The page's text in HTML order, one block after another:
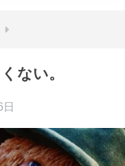
ない。